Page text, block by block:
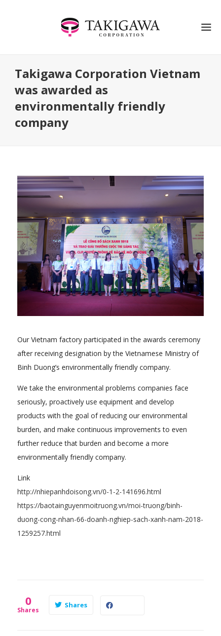
Takigawa Corporation Vietnam
was awarded as
environmentally friendly
company
Our Vietnam factory participated in the awards ceremony
after receiving designation by the Vietnamese Ministry of
Binh Duong’s environmentally friendly company.
We take the environmental problems companies face
seriously, proactively use equipment and develop
products with the goal of reducing our environmental
burden, and make continuous improvements to even
further reduce that burden and become a more
environmentally friendly company.
Link
http://nhiepanhdoisong.vn/0-1-2-141696.html
https://baotainguyenmoitruong.vn/moi-truong/binh-
duong-cong-nhan-66-doanh-nghiep-sach-xanh-nam-2018-
1259257.html
0
Shares
Shares